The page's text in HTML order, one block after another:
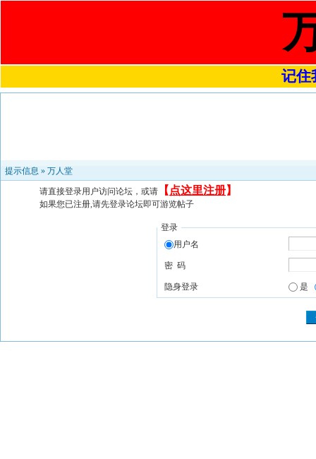
记住
提示信息 » 万人堂
请直接登录用户访问论坛，或请 【 点这里注册】
如果您已注册,请先登录论坛即可游览帖子
登录
用户名
密 码
隐身登录 是